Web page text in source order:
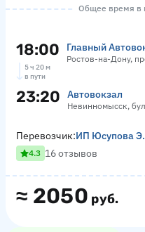
Общее время в
18:00 Главный
Ростов-на-Дону,
5 ч 20 м
в пути
23:20 Автовокзал
Невинномысск,
≈ 2050 руб.
Перевозчик:ИП Юсупова
4.3 16 отзывов